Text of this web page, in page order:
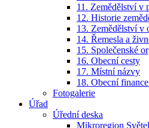
11. Zemědělství v
12. Historie
13. Zemědělství v
14. Řemesla a
15. Společenské
16. Obecní cesty
17. Místní názvy
18. Obecní
Fotogalerie
Úřad
Úřední deska
Mikroregion